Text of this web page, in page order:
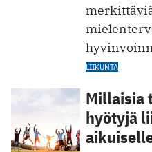
LIIKUNTA
Millaisia
hyötyjä